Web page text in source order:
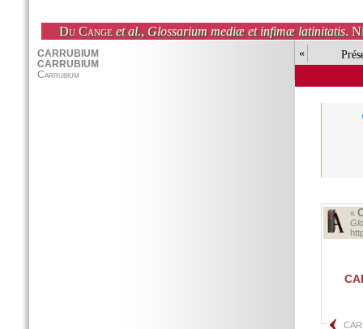
Du Cange et al., Glossarium mediæ et infimæ latinitatis.
«
«